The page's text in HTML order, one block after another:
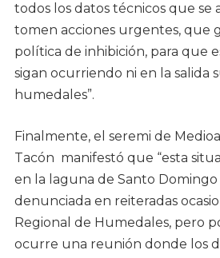
todos los datos técnicos que se
tomen acciones urgentes, que
política de inhibición, para que
sigan ocurriendo ni en la salida
humedales”.
Finalmente, el seremi de
Tacón manifestó que “esta
en la laguna de Santo Domingo
denunciada en reiteradas
Regional de Humedales, pero
ocurre una reunión donde los